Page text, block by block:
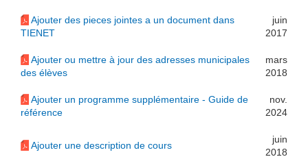
Ajouter des pieces jointes a un document dans
TIENET
juin
2017
Ajouter ou mettre à jour des adresses municipales
des élèves
mars
2018
Ajouter un programme supplémentaire - Guide de
référence
nov.
2024
Ajouter une description de cours
juin
2018